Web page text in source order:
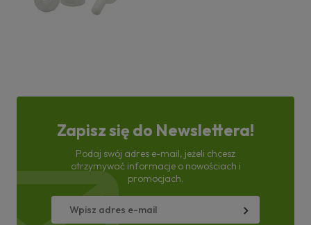
Zapisz się do Newslettera!
Podaj swój adres e-mail, jeżeli chcesz
otrzymywać informacje o nowościach i
promocjach.